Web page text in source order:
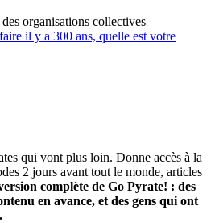
organisations collectives
qui vont plus loin. Donne accès à la
2 jours avant tout le monde, articles
complète de Go Pyrate! : des
en avance, et des gens qui ont